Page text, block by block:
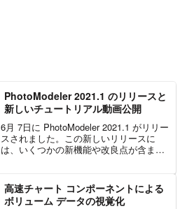
PhotoModeler 2021.1 のリリースと
新しいチュートリアル動画公開
6月 7日に PhotoModeler 2021.1 がリリー
スされました。この新しいリリースに
は、いくつかの新機能や改良点が含まれ
ています。PhotoModeler ...
高速チャート コンポーネントによる
ボリューム データの視覚化